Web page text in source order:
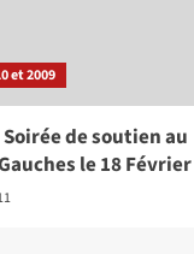
et 2009
de soutien au
le 18 Février